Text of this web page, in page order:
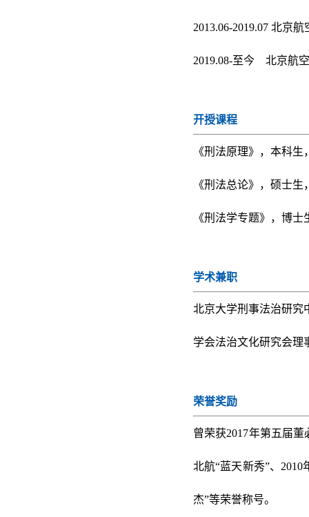
2013.06-2019.07 北京
2019.08-至今 北京航
开授课程
《刑法原理》，本科生
《刑法总论》，硕士生
《刑法学专题》，博士
学术兼职
北京大学刑事法治研究
学会法治文化研究会理
荣誉奖励
曾荣获2017年第五届
北航“蓝天新秀”、
杰”等荣誉称号。